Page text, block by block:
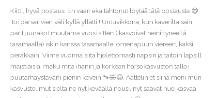
Kiitti, hyvä postaus. En vaan eka tahtonut löytää tätä postausta 😅
Toi parsarivien väli kyllä yllätti.! Untuvikkona, kun kaverilta sain
parit juurakot muutama vuosi sitten ( kasvoivat heinittyneellä
tasamaalla) iskin kanssa tasamaalle, omenapuun viereen, kaksi
peräkkäin. Viime vuonna siitä hjolettomasti napsin ja taitoin lapsill
maistiaisia, maku mitä ihanin ja korkean harsokasvuston talloi
puutarhaystäväni pienin kevein 🐾🤣😂. Aattelin et siinä meni mun
kasvusto, mut sieltä ne nyt keväällä nousi, nyt saavat nuo kasvaa